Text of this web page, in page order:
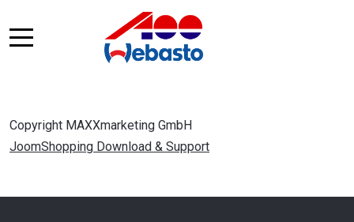
Copyright MAXXmarketing GmbH
JoomShopping Download & Support